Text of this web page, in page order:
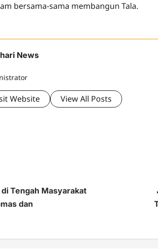
bersama-sama membangun Tala.
News
Website View All Posts
Tengah Masyarakat
dan